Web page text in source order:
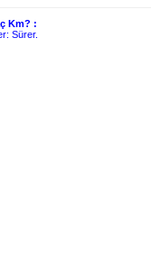
Km? :
Sürer.